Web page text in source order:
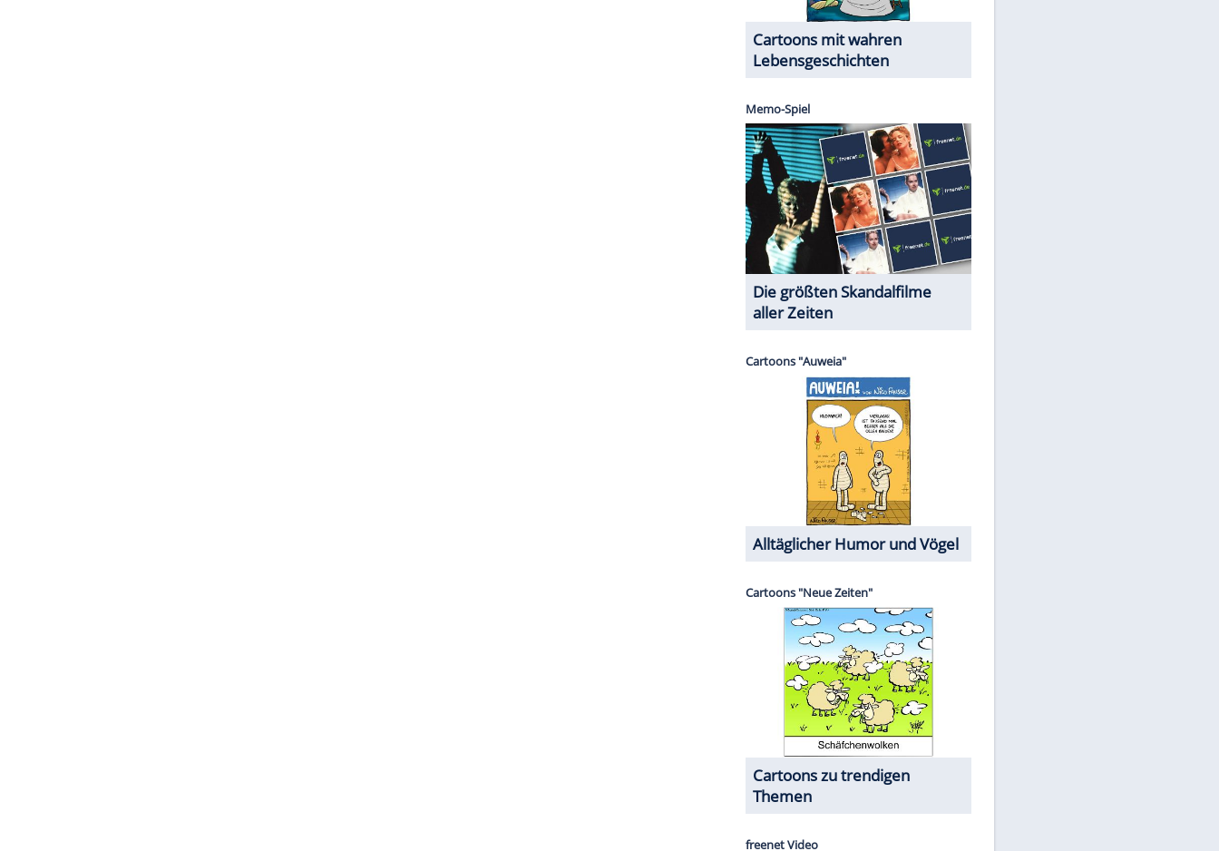
Die Öffentlichkeit schaut zu:
Peinliche Auftritte auf dem
roten Teppich
Cartoons mit wahren
Lebensgeschichten
Memo-Spiel